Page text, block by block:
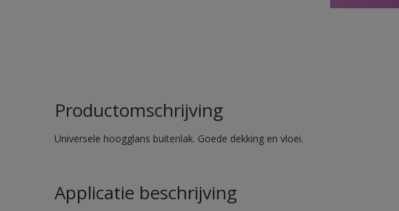
Productomschrijving
Universele hoogglans buitenlak. Goede dekking en vloei.
Applicatie beschrijving